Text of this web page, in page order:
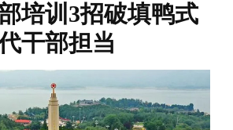
培训3招破填鸭式
干部担当